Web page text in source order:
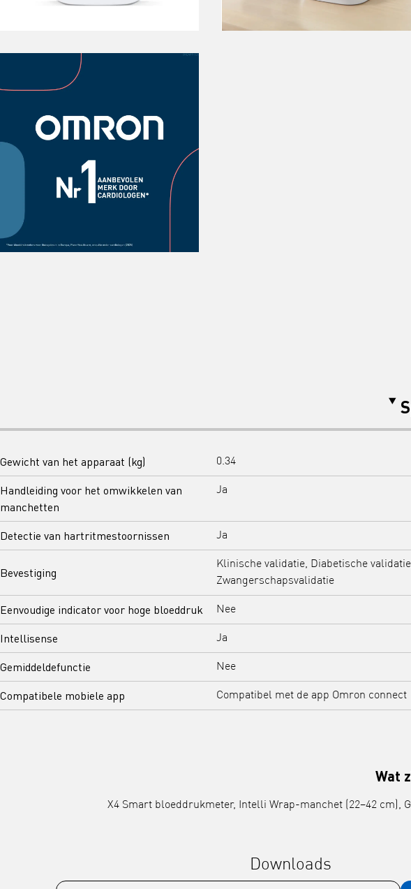
Gewicht van het apparaat (kg) 0.34
Handleiding voor het omwikkelen van
manchetten
Ja
Detectie van hartritmestoornissen Ja
Bevestiging
Klinische validatie, Diabetische
Zwangerschapsvalidatie
Eenvoudige indicator voor hoge bloeddruk Nee
Intellisense Ja
Gemiddeldefunctie Nee
Compatibele mobiele app Compatibel met de app Omron connect
Wat
X4 Smart bloeddrukmeter, Intelli Wrap-manchet (22–42 cm),
Downloads